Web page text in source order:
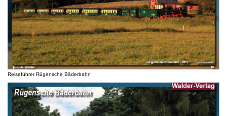
Reiseführer Rügensche Bäderbahn